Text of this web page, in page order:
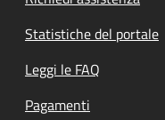
Statistiche del portale
Leggi le FAQ
Pagamenti